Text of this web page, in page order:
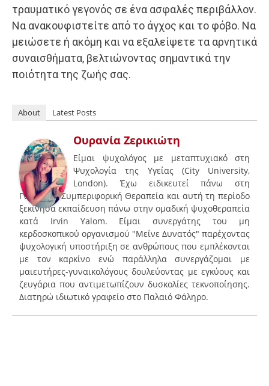
τραυματικό γεγονός σε ένα ασφαλές περιβάλλον.
Να ανακουφιστείτε από το άγχος και το φόβο. Να
μειώσετε ή ακόμη και να εξαλείψετε τα αρνητικά
συναισθήματα, βελτιώνοντας σημαντικά την
ποιότητα της ζωής σας.
About Latest Posts
Ουρανία Ζερικιώτη
Είμαι ψυχολόγος με μεταπτυχιακό στη
Ψυχολογία της Υγείας (City University,
London). Έχω ειδικευτεί πάνω στη
Γνωσιακή Συμπεριφορική Θεραπεία και αυτή τη περίοδο
ξεκίνησα εκπαίδευση πάνω στην ομαδική ψυχοθεραπεία
κατά Irvin Yalom. Είμαι συνεργάτης του μη
κερδοσκοπικού οργανισμού "Μείνε Δυνατός" παρέχοντας
ψυχολογική υποστήριξη σε ανθρώπους που εμπλέκονται
με τον καρκίνο ενώ παράλληλα συνεργάζομαι με
μαιευτήρες-γυναικολόγους δουλεύοντας με εγκύους και
ζευγάρια που αντιμετωπίζουν δυσκολίες τεκνοποίησης.
Διατηρώ ιδιωτικό γραφείο στο Παλαιό Φάληρο.